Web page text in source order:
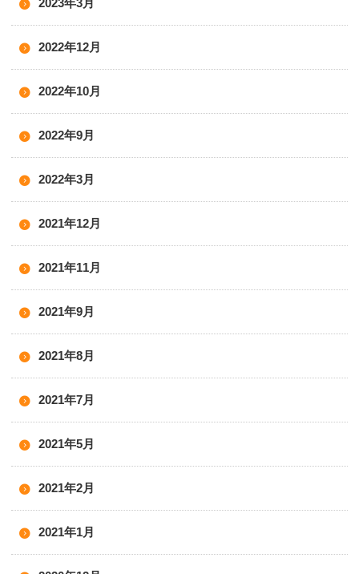
2023年3月
2022年12月
2022年10月
2022年9月
2022年3月
2021年12月
2021年11月
2021年9月
2021年8月
2021年7月
2021年5月
2021年2月
2021年1月